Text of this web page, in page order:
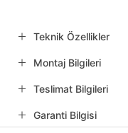
Teknik Özellikler
Montaj Bilgileri
Teslimat Bilgileri
Garanti Bilgisi